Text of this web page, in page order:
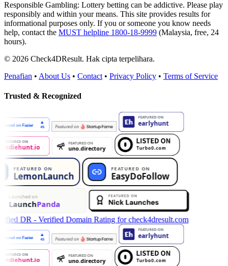
Responsible Gambling: Lottery betting can be addictive. Please play
responsibly and within your means. This site provides results for
informational purposes only. If you or someone you know needs
help, contact the MUST helpline 1800-18-9999 (Malaysia, free, 24
hours).
© 2026 Check4DResult. Hak cipta terpelihara.
Penafian • About Us • Contact • Privacy Policy • Terms of Service
Trusted & Recognized